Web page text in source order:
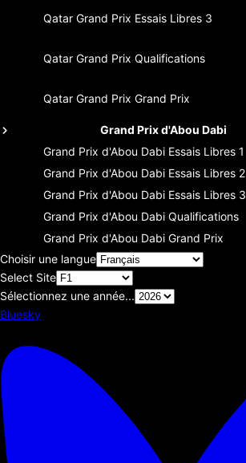
Qatar Grand Prix Essais Libres 3
Qatar Grand Prix Qualifications
Qatar Grand Prix Grand Prix
Grand Prix d'Abou Dabi
Grand Prix d'Abou Dabi Essais Libres 1
Grand Prix d'Abou Dabi Essais Libres 2
Grand Prix d'Abou Dabi Essais Libres 3
Grand Prix d'Abou Dabi Qualifications
Grand Prix d'Abou Dabi Grand Prix
Choisir une langue
Select Site
Sélectionnez une année...
Bluesky